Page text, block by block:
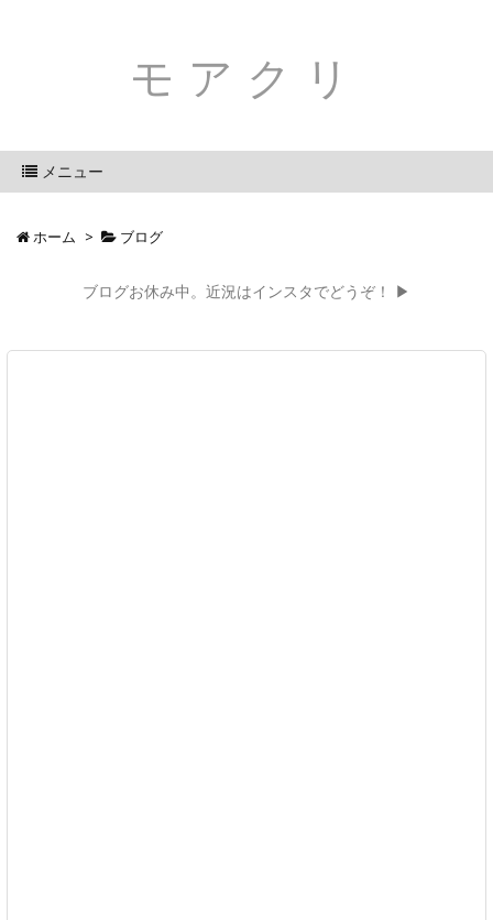
モアクリ
メニュー
ホーム > ブログ
ブログお休み中。近況はインスタでどうぞ！ ▶